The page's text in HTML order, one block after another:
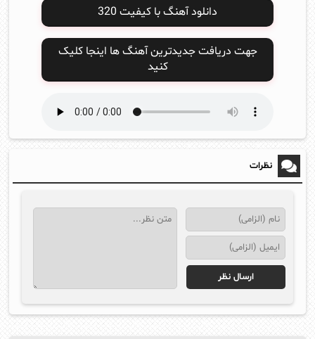
دانلود آهنگ با کیفیت 320
جهت دریافت جدیدترین آهنگ ها اینجا کلیک
کنید
نظرات